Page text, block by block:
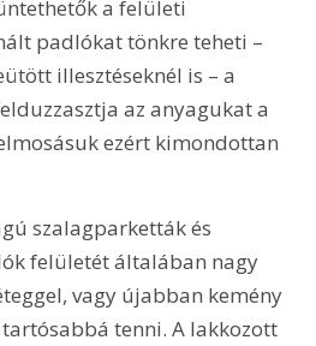
a felületi
padlókat tönkre teheti –
illesztéseknél is – a
az anyagukat a
ezért kimondottan
szalagparketták és
felületét általában nagy
vagy újabban kemény
tenni. A lakkozott